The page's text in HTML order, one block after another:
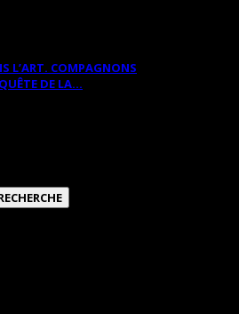
L’ART. COMPAGNONS
DE LA...